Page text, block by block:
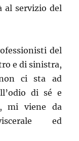
al servizio del
del
e di sinistra,
ci sta ad
di sé e
mi viene da
ed